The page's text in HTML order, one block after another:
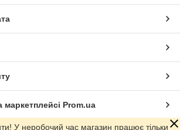
маркетплейсі Prom.ua
У неробочий час магазин працює тільки